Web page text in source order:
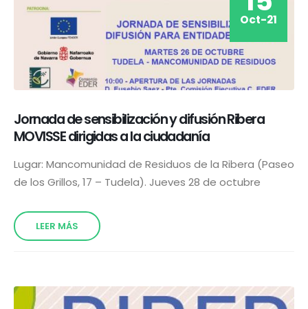
Oct-21
Jornada de sensibilización y difusión Ribera
MOVISSE dirigidas a la ciudadanía
Lugar: Mancomunidad de Residuos de la Ribera (Paseo
de los Grillos, 17 – Tudela). Jueves 28 de octubre
LEER MÁS